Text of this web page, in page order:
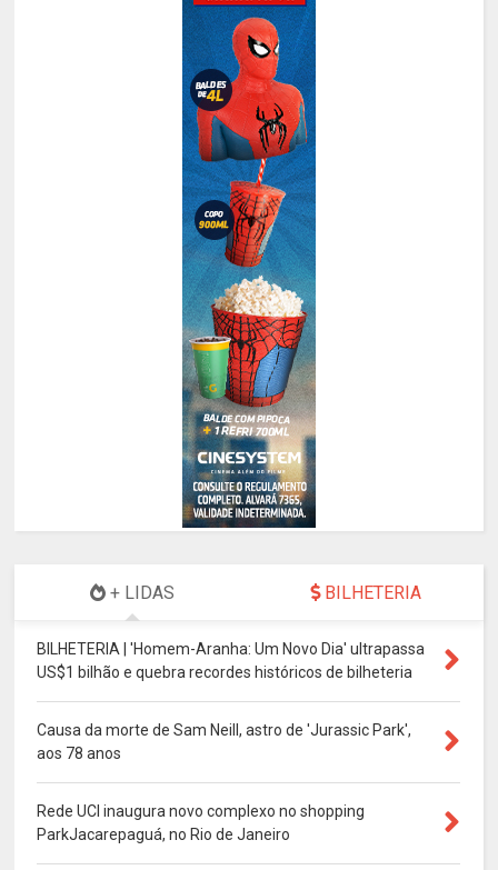
+ LIDAS BILHETERIA
BILHETERIA | 'Homem-Aranha: Um Novo Dia' ultrapassa
US$1 bilhão e quebra recordes históricos de bilheteria
Causa da morte de Sam Neill, astro de 'Jurassic Park',
aos 78 anos
Rede UCI inaugura novo complexo no shopping
ParkJacarepaguá, no Rio de Janeiro